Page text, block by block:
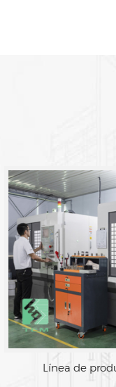
Línea de producción 3